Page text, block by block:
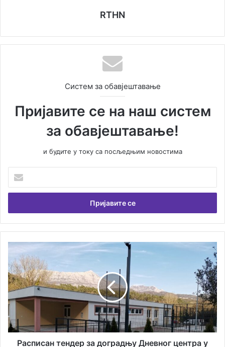
RTHN
Систем за обавјештавање
Пријавите се на наш систем
за обавјештавање!
и будите у току са посљедњим новостима
е
и
т
В
ш
у
е
м
и
л
Р
с
п
и
с
н
т
Расписан тендер за доградњу Дневног центра у